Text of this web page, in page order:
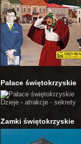
Pałace świętokrzyskie
Dzieje - atrakcje - sekrety
Zamki świętokrzyskie